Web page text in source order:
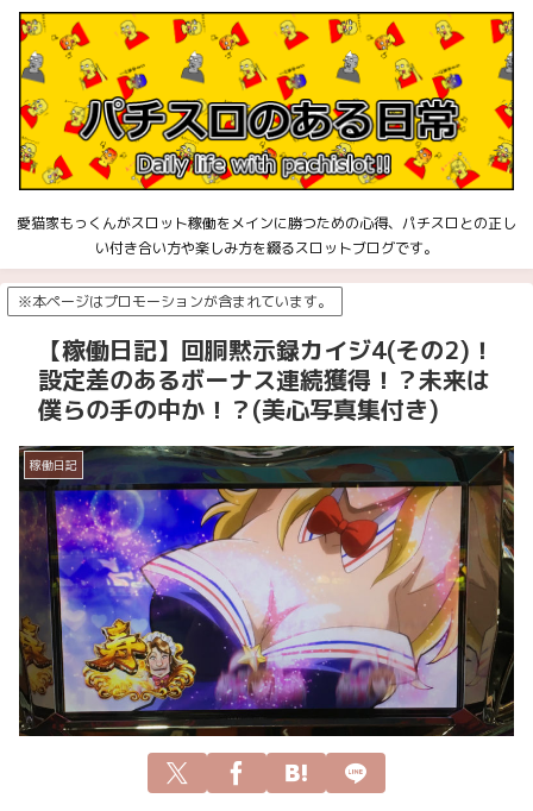
愛猫家もっくんがスロット稼働をメインに勝つための心得、パチスロとの正し
い付き合い方や楽しみ方を綴るスロットブログです。
※本ページはプロモーションが含まれています。
【稼働日記】回胴黙示録カイジ4(その2)！
設定差のあるボーナス連続獲得！？未来は
僕らの手の中か！？(美心写真集付き)
稼働日記